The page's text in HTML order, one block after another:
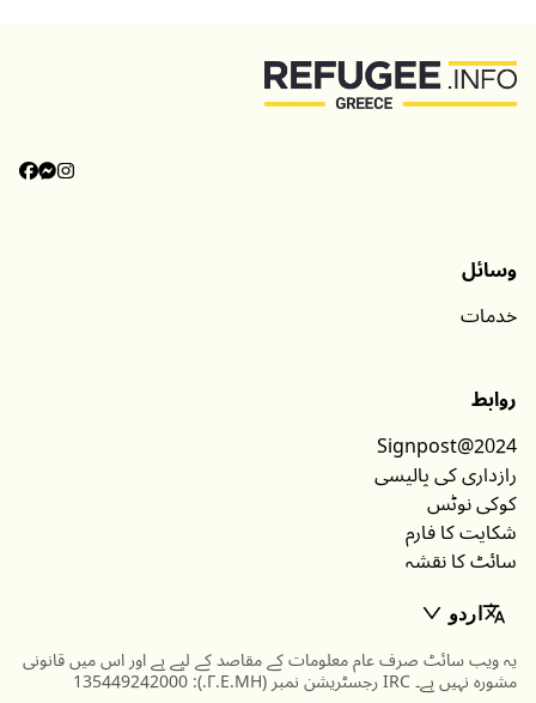
وسائل
خدمات
روابط
Signpost@2024
رازداری کی پالیسی
کوکی نوٹس
شکایت کا فارم
سائٹ کا نقشہ
اردو
یہ ویب سائٹ صرف عام معلومات کے مقاصد کے لیے ہے اور اس میں قانونی
مشورہ نہیں ہے۔ IRC رجسٹریشن نمبر (Γ.Ε.ΜΗ.): 135449242000